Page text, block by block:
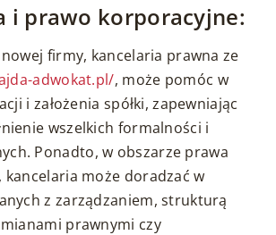
i prawo korporacyjne:
nowej firmy, kancelaria prawna ze
adwokat.pl/, może pomóc w
i założenia spółki, zapewniając
wszelkich formalności i
Ponadto, w obszarze prawa
może doradzać w
z zarządzaniem, strukturą
prawnymi czy